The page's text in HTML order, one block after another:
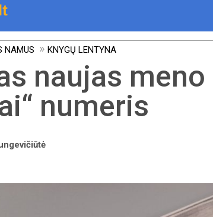
NAMUS KNYGŲ LENTYNA
naujas
numeris